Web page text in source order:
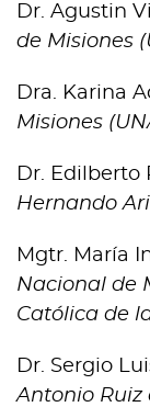
Dr. Agustin
de Misiones
Dra. Karina
Misiones
Dr. Edilberto
Hernando
Mgtr. María
Nacional de
Católica de
Dr. Sergio
Antonio Ruiz